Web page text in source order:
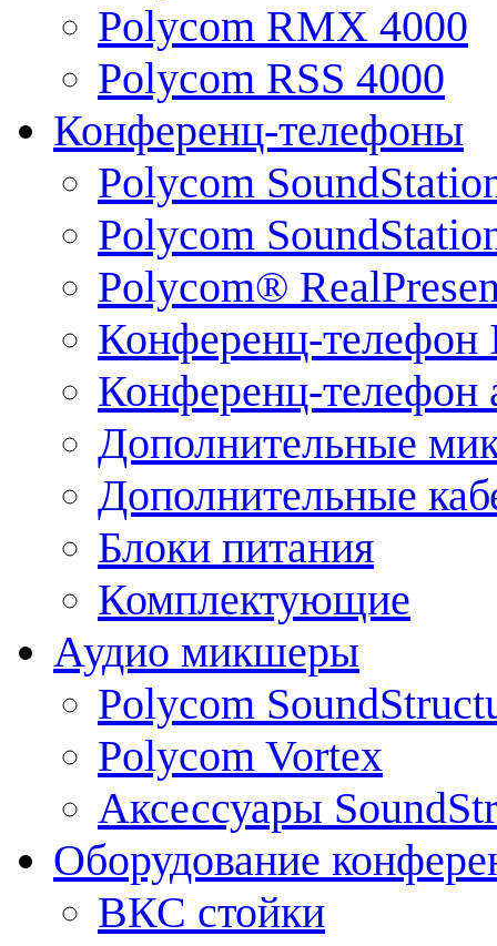
Polycom RMX 4000
Polycom RSS 4000
Конференц-телефоны
Polycom
Polycom
Polycom®
Конференц-телефон
Конференц-телефон
Дополнительные
Дополнительные
Блоки питания
Комплектующие
Аудио микшеры
Polycom
Polycom Vortex
Аксессуары
Оборудование
ВКС стойки